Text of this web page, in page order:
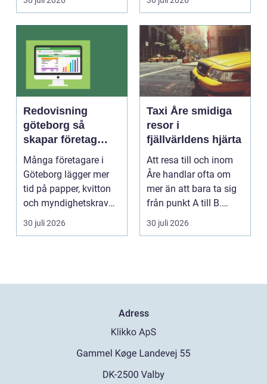
Redovisning
göteborg så
skapar företag
bättre kontroll och
mer tid
Många företagare i
Göteborg lägger mer
tid på papper, kvitton
och myndighetskrav
än på kunder och ut...
30 juli 2026
Taxi Åre smidiga
resor i
fjällvärldens hjärta
Att resa till och inom
Åre handlar ofta om
mer än att bara ta sig
från punkt A till B.
Vädret skifta...
30 juli 2026
Adress